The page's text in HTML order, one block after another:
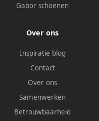
Gabor schoenen
Over ons
Inspiratie blog
Contact
Over ons
Samenwerken
Betrouwbaarheid